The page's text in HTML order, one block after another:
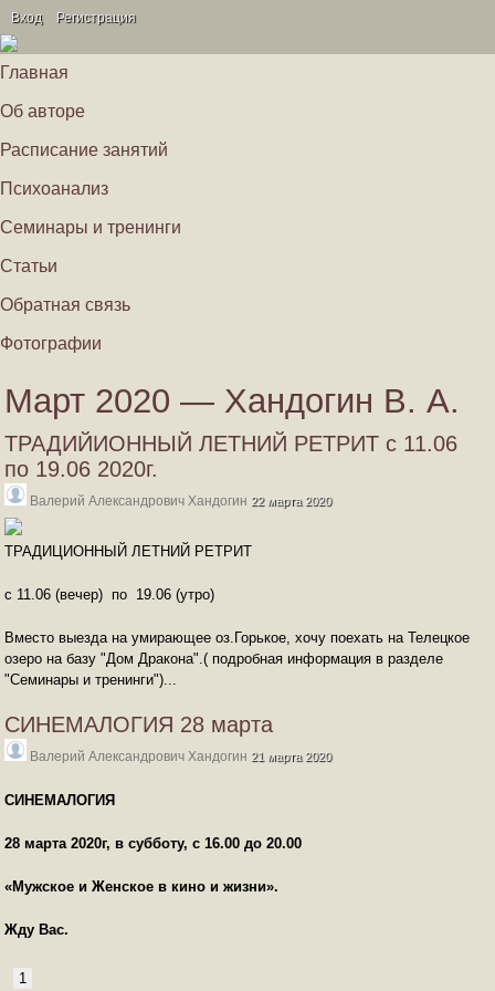
Вход Регистрация
Главная
Об авторе
Расписание занятий
Психоанализ
Семинары и тренинги
Статьи
Обратная связь
Фотографии
Март 2020 — Хандогин В. А.
ТРАДИЙИОННЫЙ ЛЕТНИЙ РЕТРИТ с 11.06
по 19.06 2020г.
Валерий Александрович Хандогин 22 марта 2020
ТРАДИЦИОННЫЙ ЛЕТНИЙ РЕТРИТ
с 11.06 (вечер) по 19.06 (утро)
Вместо выезда на умирающее оз.Горькое, хочу поехать на Телецкое
озеро на базу "Дом Дракона".( подробная информация в разделе
"Семинары и тренинги")...
СИНЕМАЛОГИЯ 28 марта
Валерий Александрович Хандогин 21 марта 2020
СИНЕМАЛОГИЯ
28 марта 2020г, в субботу, с 16.00 до 20.00
«Мужское и Женское в кино и жизни».
Жду Вас.
1